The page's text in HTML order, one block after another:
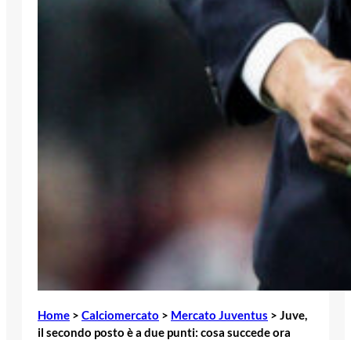
Home > Calciomercato > Mercato Juventus > Juve,
il secondo posto è a due punti: cosa succede ora